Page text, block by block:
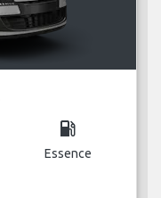
local_gas_station
Essence